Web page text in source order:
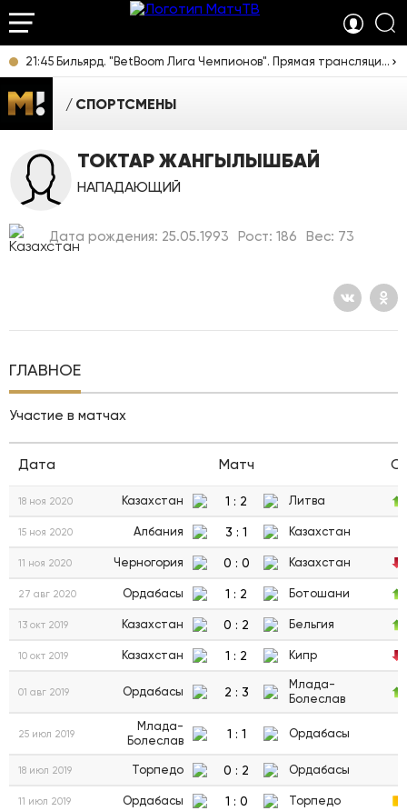
21:45 Бильярд. "BetBoom Лига Чемпионов". Прямая трансляция из Москвы
СПОРТСМЕНЫ
ТОКТАР ЖАНГЫЛЫШБАЙ
НАПАДАЮЩИЙ
Дата рождения: 25.05.1993 Рост: 186 Вес: 73
ГЛАВНОЕ
Участие в матчах
Дата Матч
18 ноя 2020 Казахстан 1 : 2 Литва
15 ноя 2020 Албания 3 : 1 Казахстан
11 ноя 2020 Черногория 0 : 0 Казахстан
27 авг 2020 Ордабасы 1 : 2 Ботошани
13 окт 2019 Казахстан 0 : 2 Бельгия
10 окт 2019 Казахстан 1 : 2 Кипр
01 авг 2019 Ордабасы 2 : 3
Млада-
Болеслав
25 июл 2019
Млада-
Болеслав
1 : 1 Ордабасы
18 июл 2019 Торпедо 0 : 2 Ордабасы
11 июл 2019 Ордабасы 1 : 0 Торпедо